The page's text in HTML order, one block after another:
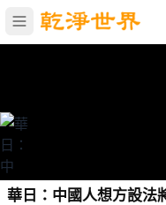
華日：中國人想方設法